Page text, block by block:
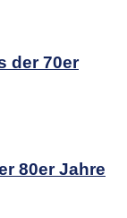
der 70er
80er Jahre